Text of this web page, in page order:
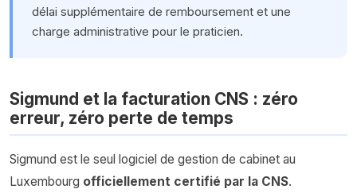
délai supplémentaire de remboursement et une
charge administrative pour le praticien.
Sigmund et la facturation CNS : zéro
erreur, zéro perte de temps
Sigmund est le seul logiciel de gestion de cabinet au
Luxembourg officiellement certifié par la CNS.